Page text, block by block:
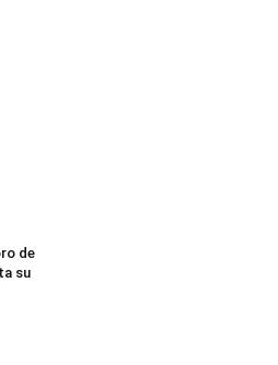
de
su